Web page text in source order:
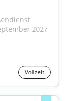
2027
Vollzeit